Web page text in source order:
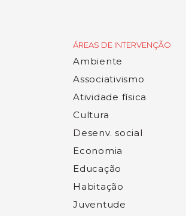
ÁREAS DE INTERVENÇÃO
Ambiente
Associativismo
Atividade física
Cultura
Desenv. social
Economia
Educação
Habitação
Juventude